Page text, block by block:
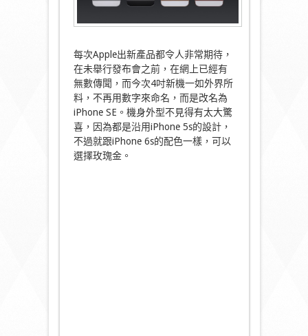
每次Apple出新產品都令人非常期待，
在未舉行發布會之前，在網上已經有
無數傳聞，而今次4吋新機一如外界所
料，不再用數字來命名，而是改名為
iPhone SE。機身外型不見得有太大驚
喜，因為都是沿用iPhone 5s的設計，
不過就跟iPhone 6s的配色一樣，可以
選擇玫瑰金。